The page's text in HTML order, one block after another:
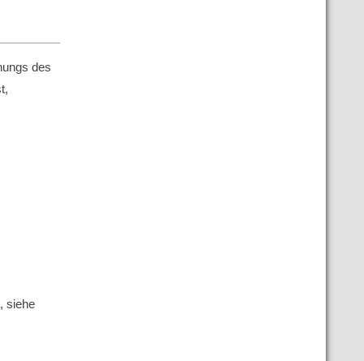
des
siehe